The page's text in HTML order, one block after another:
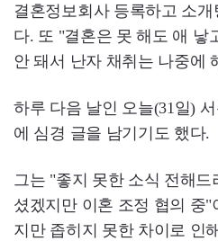
결혼정보회사 등록하고 소
다. 또 "결혼은 못 해도 애 낳
안 돼서 난자 채취는 나중에
하루 다음 날인 오늘(31일)
에 심경 글을 남기기도 했다.
그는 "좋지 못한 소식 전해
셨겠지만 이혼 조정 협의 중
지만 좁히지 못한 차이로 인